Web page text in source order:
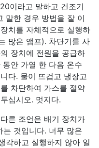
이라고 말하고 건조기
말한 경우 방법을 잘 이
치를 자체적으로 실행하
많은 앰프). 차단기를 사
장치에 전원을 공급하
안 가열 한 다음 온수
다. 물이 뜨겁고 냉장고
차단하여 가스를 절약
십시오. 멋지다.
른 조언은 배기 장치가
는 것입니다. 너무 많은
각하고 실행하지 않아 일